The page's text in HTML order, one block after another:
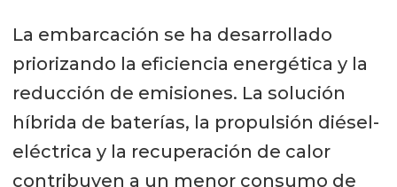
La embarcación se ha desarrollado
priorizando la eficiencia energética y la
reducción de emisiones. La solución
híbrida de baterías, la propulsión diésel-
eléctrica y la recuperación de calor
contribuyen a un menor consumo de